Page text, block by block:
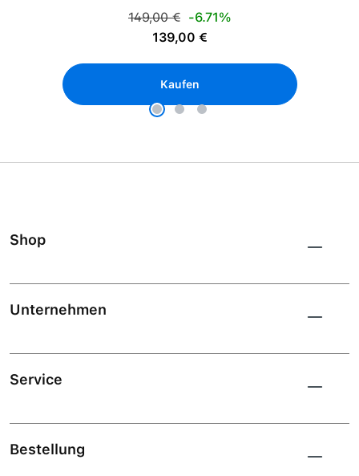
Verkaufspreis:
Regulärer Preis:
149,00 € -6.71%
139,00 €
Kaufen
Shop
Unternehmen
Service
Bestellung